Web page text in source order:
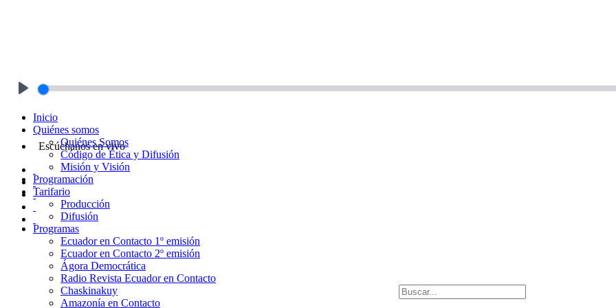
Escúchanos en vivo
Inicio
Quiénes somos
Quiénes Somos
Código de Ética y Difusión
Misión y Visión
Programación
Tarifario
Producción
Difusión
Programas
Ecuador en Contacto 1º emisión
Ecuador en Contacto 2º emisión
Ágora Democrática
Radio Revista Ecuador en Contacto
Chaskinakuy
Amazonía en Contacto